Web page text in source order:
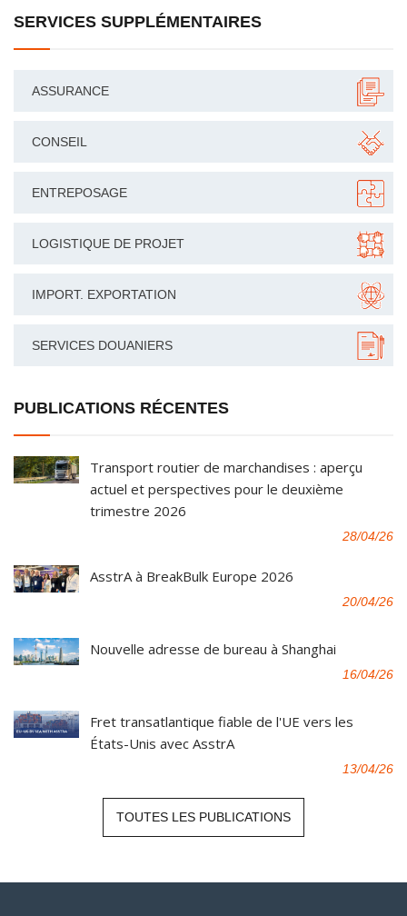
SERVICES SUPPLÉMENTAIRES
ASSURANCE
CONSEIL
ENTREPOSAGE
LOGISTIQUE DE PROJET
IMPORT. EXPORTATION
SERVICES DOUANIERS
PUBLICATIONS RÉCENTES
Transport routier de marchandises : aperçu
actuel et perspectives pour le deuxième
trimestre 2026
28/04/26
AsstrA à BreakBulk Europe 2026
20/04/26
Nouvelle adresse de bureau à Shanghai
16/04/26
Fret transatlantique fiable de l'UE vers les
États-Unis avec AsstrA
13/04/26
TOUTES LES PUBLICATIONS